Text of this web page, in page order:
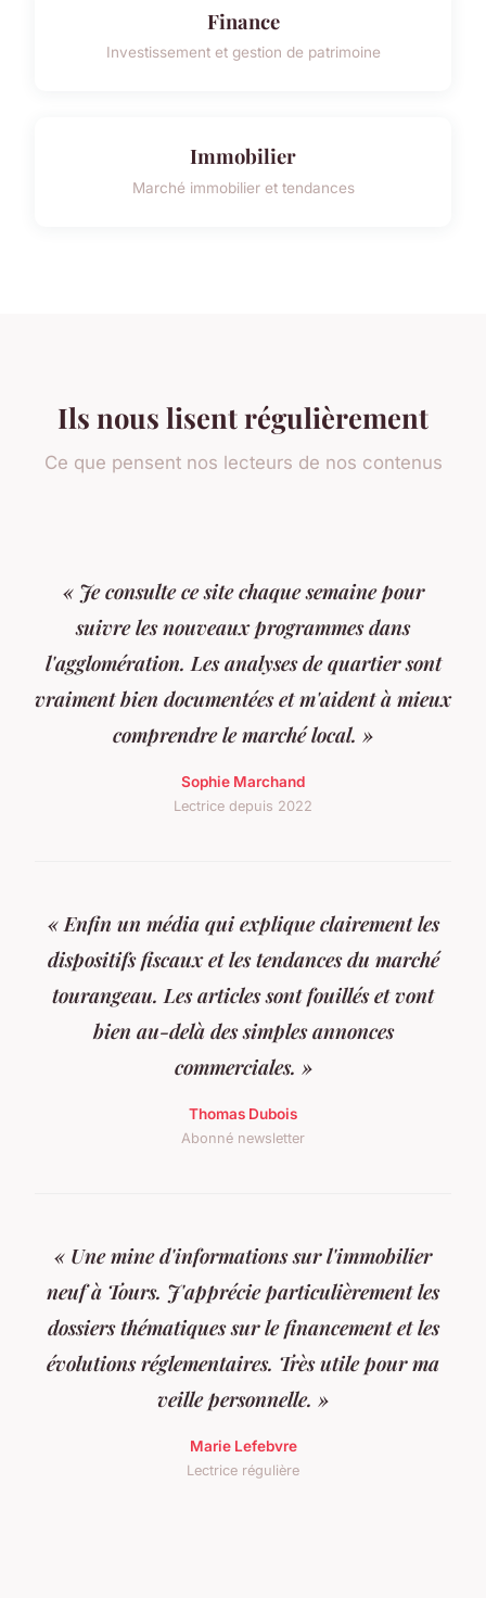
Finance
Investissement et gestion de patrimoine
Immobilier
Marché immobilier et tendances
Ils nous lisent régulièrement
Ce que pensent nos lecteurs de nos contenus
« Je consulte ce site chaque semaine pour
suivre les nouveaux programmes dans
l'agglomération. Les analyses de quartier sont
vraiment bien documentées et m'aident à mieux
comprendre le marché local. »
Sophie Marchand
Lectrice depuis 2022
« Enfin un média qui explique clairement les
dispositifs fiscaux et les tendances du marché
tourangeau. Les articles sont fouillés et vont
bien au-delà des simples annonces
commerciales. »
Thomas Dubois
Abonné newsletter
« Une mine d'informations sur l'immobilier
neuf à Tours. J'apprécie particulièrement les
dossiers thématiques sur le financement et les
évolutions réglementaires. Très utile pour ma
veille personnelle. »
Marie Lefebvre
Lectrice régulière